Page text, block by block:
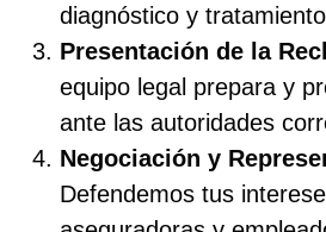
diagnóstico y
Presentación de la
equipo legal prepara y
ante las autoridades
Negociación y
Defendemos tus